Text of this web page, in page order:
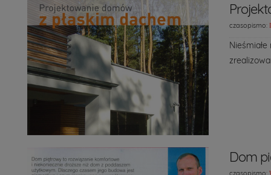
czasopismo:
Dom
czasopismo: